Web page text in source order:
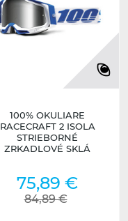
100% OKULIARE
RACECRAFT 2 ISOLA
STRIEBORNÉ
ZRKADLOVÉ SKLÁ
75,89 €
84,89 €